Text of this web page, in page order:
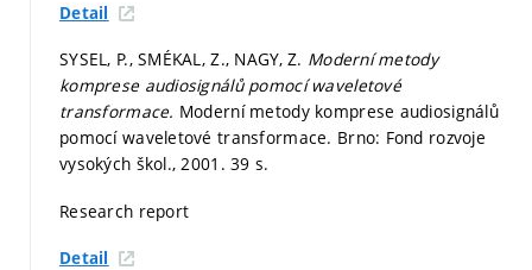
Detail
SYSEL, P., SMÉKAL, Z., NAGY, Z. Moderní metody
komprese audiosignálů pomocí waveletové
transformace. Moderní metody komprese audiosignálů
pomocí waveletové transformace. Brno: Fond rozvoje
vysokých škol., 2001. 39 s.
Research report
Detail